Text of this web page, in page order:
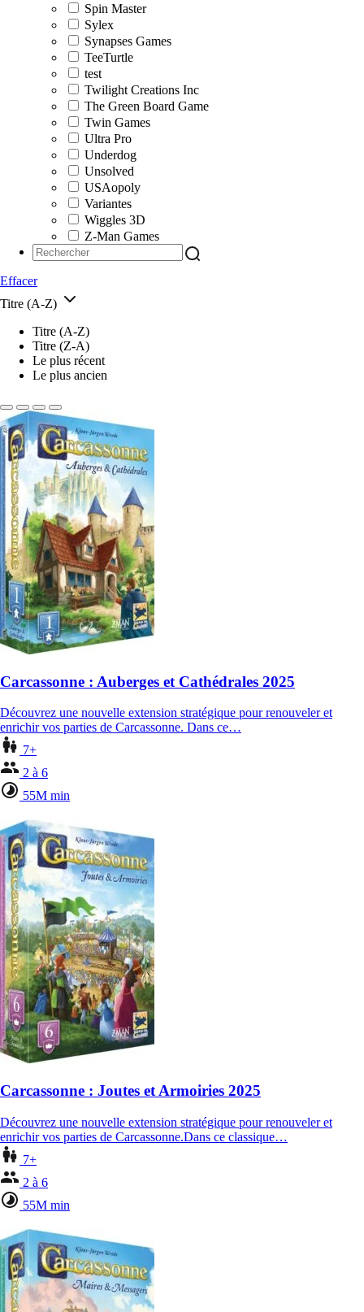
Spin Master
Sylex
Synapses Games
TeeTurtle
test
Twilight Creations Inc
The Green Board Game
Twin Games
Ultra Pro
Underdog
Unsolved
USAopoly
Variantes
Wiggles 3D
Z-Man Games
Effacer
Titre (A-Z)
Titre (A-Z)
Titre (Z-A)
Le plus récent
Le plus ancien
Carcassonne : Auberges et Cathédrales 2025
Découvrez une nouvelle extension stratégique pour renouveler et
enrichir vos parties de Carcassonne. Dans ce…
7+
2 à 6
55M min
Carcassonne : Joutes et Armoiries 2025
Découvrez une nouvelle extension stratégique pour renouveler et
enrichir vos parties de Carcassonne.Dans ce classique…
7+
2 à 6
55M min